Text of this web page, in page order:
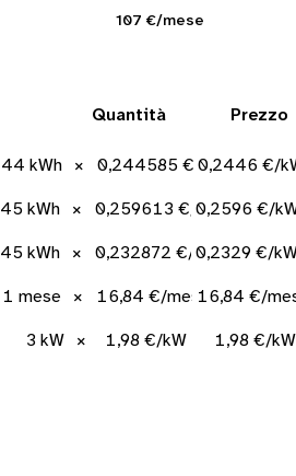
107 €/mese
Quantità Prezzo
44 kWh × 0,244585 €/kWh0,2446 €/
45 kWh × 0,259613 €/kWh0,2596 €/
45 kWh × 0,232872 €/kWh0,2329 €/
1 mese × 16,84 €/mese16,84 €/
3 kW × 1,98 €/kW 1,98 €/kW